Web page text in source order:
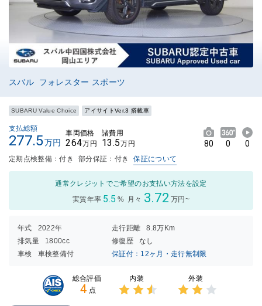
スバル フォレスター スポーツ
SUBARU Value Choice アイサイトVer.3 搭載車
支払総額
277.5万円
車両価格
264万円
諸費用
13.5万円 80 0 0
定期点検整備：付き 部分保証：付き 保証について
通常クレジットでご希望のお支払い方法を設定
実質年率 5.5 % 月々 3.72 万円~
年式 2022年 走行距離
8.8万Km
排気量
1800cc 修復歴
なし
車検
車検整備付 保証付：12ヶ月・走行無制限
総合評価
4 点
内装 外装